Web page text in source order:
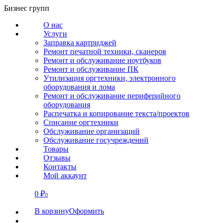
Перейти
содержанию
Бизнес групп
О нас
Услуги
Заправка картриджей
Ремонт печатной техники, сканеров
Ремонт и обслуживание ноутбуков
Ремонт и обслуживание ПК
Утилизация оргтехники, электронного
оборудования и лома
Ремонт и обслуживание периферийного
оборудования
Распечатка и копирование текста/проектов
Списание оргтехники
Обслуживание организаций
Обслуживание госучреждений
Товары
Отзывы
Контакты
Мой аккаунт
0 ₽0
В корзинуОформить
СВЯЗАТЬСЯ
О нас